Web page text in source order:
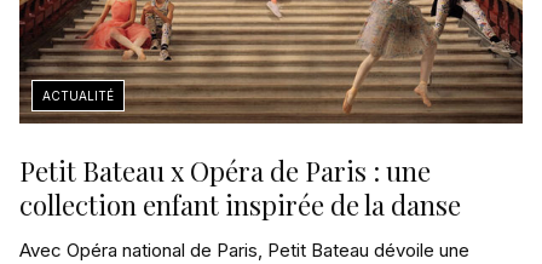
Petit Bateau x Opéra de Paris : une
collection enfant inspirée de la danse
Avec Opéra national de Paris, Petit Bateau dévoile une